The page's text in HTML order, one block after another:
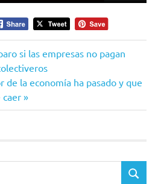
si las empresas no pagan
la economía ha pasado y que
caer
BUSCAR